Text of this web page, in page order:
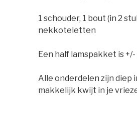
1 schouder, 1 bout (in 2
nekkoteletten
Een half lamspakket is
Alle onderdelen zijn diep
makkelijk kwijt in je